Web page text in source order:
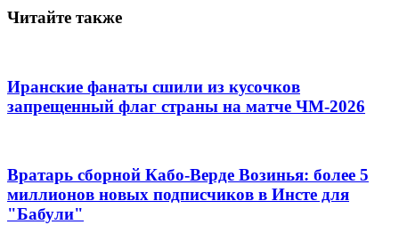
Читайте также
Иранские фанаты сшили из кусочков
запрещенный флаг страны на матче ЧМ-2026
Вратарь сборной Кабо-Верде Возинья: более 5
миллионов новых подписчиков в Инсте для
"Бабули"